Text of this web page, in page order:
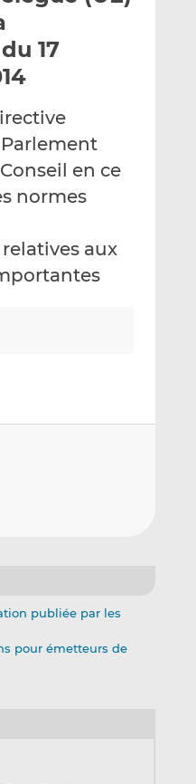
F
c
17
en ce
normes
aux
publiée par les
pour émetteurs de